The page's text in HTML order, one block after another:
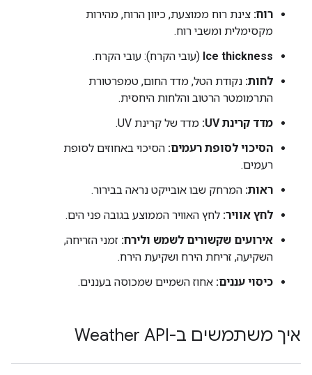
רוח: צינת רוח ממוצעת, כיוון הרוח, מהירות
מקסימלית ומשבי רוח.
Ice thickness (עובי הקרח): עובי הקרח.
לחות: נקודת הטל, מדד החום, טמפרטורת
התרמומטר הרטוב והלחות היחסית.
מדד קרינת UV:
מדד של קרינת UV.
הסיכוי לסופת רעמים: הסיכוי באחוזים לסופת
רעמים.
ראות: המרחק שבו אובייקט נראה בבירור.
לחץ אוויר: לחץ האוויר הממוצע בגובה פני הים.
אירועים שקשורים לשמש ולירח: זמני הזריחה,
השקיעה, זריחת הירח ושקיעת הירח.
כיסוי עננים: אחוז השמיים שמכוסה בעננים.
איך משתמשים ב-Weather API